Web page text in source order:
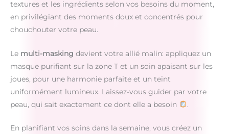
textures et les ingrédients selon vos besoins du moment,
en privilégiant des moments doux et concentrés pour
chouchouter votre peau.
Le multi-masking devient votre allié malin: appliquez un
masque purifiant sur la zone T et un soin apaisant sur les
joues, pour une harmonie parfaite et un teint
uniformément lumineux. Laissez-vous guider par votre
peau, qui sait exactement ce dont elle a besoin
.
En planifiant vos soins dans la semaine, vous créez un